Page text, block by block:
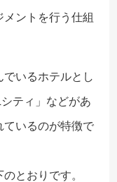
ントを行う仕組
いるホテルとし
ティ」などがあ
ているのが特徴で
とおりです。